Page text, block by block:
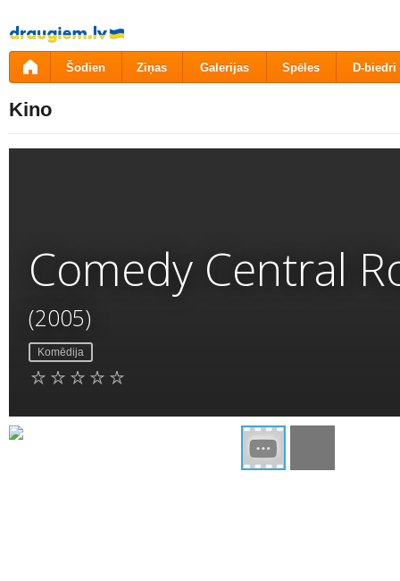
Pāriet
uz
saturu
Šodien Ziņas Galerijas Spēles D-biedri
Kino
Comedy Central
(2005)
Komēdija